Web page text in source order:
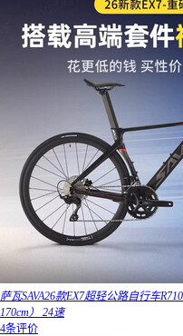
萨瓦SAVA26款EX7超轻公路自行车
170cm） 24速
4条评价